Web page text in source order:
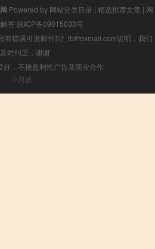
Powered by 网站分类目录 | 精选推荐文章 | 网
答 皖ICP备09015033号
有错误可发邮件到f_fb#foxmail.com说明，我们
时纠正，谢谢
好，不接盈利性广告及商业合作
小男孩